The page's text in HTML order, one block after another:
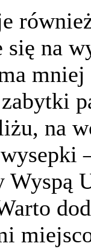
się na
na
Wyspą